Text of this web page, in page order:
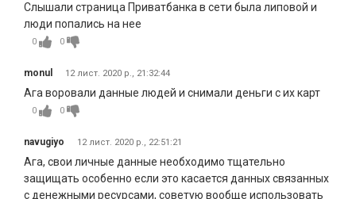
Слышали страница Приватбанка в сети была липовой и
люди попались на нее
0 0
monul 12 лист. 2020 р., 21:32:44
Ага воровали данные людей и снимали деньги с их карт
0 0
navugiyo 12 лист. 2020 р., 22:51:21
Ага, свои личные данные необходимо тщательно
защищать особенно если это касается данных связанных
с денежными ресурсами, советую вообще использовать